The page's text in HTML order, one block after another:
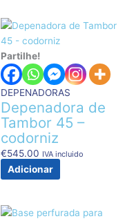
Partilhe!
DEPENADORAS
Depenadora de
Tambor 45 –
codorniz
€545.00 IVA incluido
Adicionar